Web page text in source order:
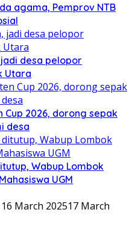
agama, Pemprov NTB
desa pelopor
Utara
Cup 2026, dorong sepak
desa
Wabup Lombok
UGM
16 March 202517 March